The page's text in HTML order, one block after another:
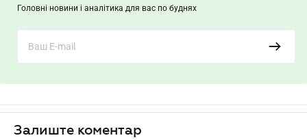
Головні новини і аналітика для вас по буднях
Залиште коментар